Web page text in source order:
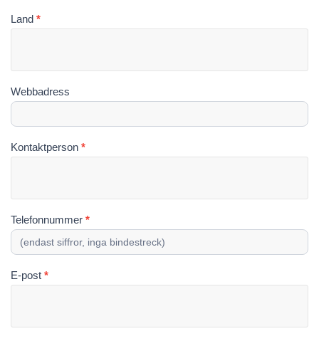
Land *
Webbadress
Kontaktperson *
Telefonnummer *
E-post *